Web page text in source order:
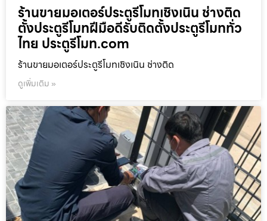
ร้านขายมอเตอร์ประตูรีโมทเชิงเนิน ช่างติด
ตั้งประตูรีโมทฝีมือดีรับติดตั้งประตูรีโมททั่ว
ไทย ประตูรีโมท.com
ร้านขายมอเตอร์ประตูรีโมทเชิงเนิน ช่างติด
ดูเพิ่มเติม »